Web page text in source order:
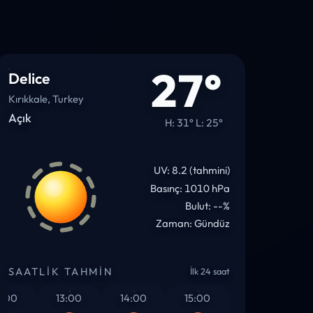
Delice
Kırıkkale, Turkey
Açık 27°
H: 31° L: 25°
UV: 8.2 (tahmini)
Basınç: 1010 hPa
Bulut: --%
Zaman: Gündüz
SAATLIK TAHMIN İlk 24 saat
13:00 14:00 15:00